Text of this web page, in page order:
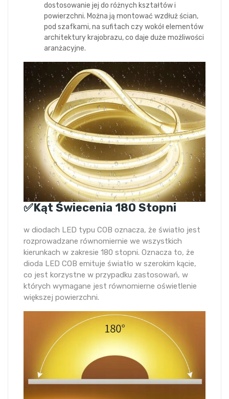
dostosowanie jej do różnych kształtów i
powierzchni. Można ją montować wzdłuż ścian,
pod szafkami, na sufitach czy wokół elementów
architektury krajobrazu, co daje duże możliwości
aranżacyjne.
✅Kąt Świecenia 180 Stopni
w diodach LED typu COB oznacza, że ​​światło jest
rozprowadzane równomiernie we wszystkich
kierunkach w zakresie 180 stopni. Oznacza to, że
dioda LED COB emituje światło w szerokim kącie,
co jest korzystne w przypadku zastosowań, w
których wymagane jest równomierne oświetlenie
większej powierzchni.